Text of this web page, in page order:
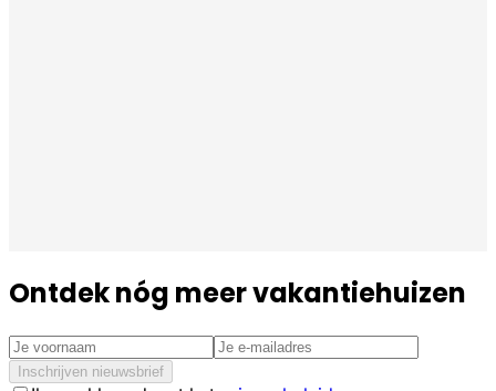
Ontdek nóg meer vakantiehuizen
Inschrijven nieuwsbrief